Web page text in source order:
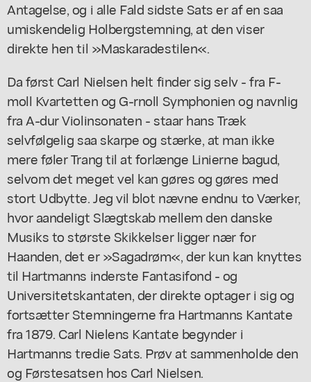
Antagelse, og i alle Fald sidste Sats er af en saa
umiskendelig Holbergstemning, at den viser
direkte hen til »Maskaradestilen«.
Da først Carl Nielsen helt finder sig selv - fra F-
moll Kvartetten og G-rnoll Symphonien og navnlig
fra A-dur Violinsonaten - staar hans Træk
selvfølgelig saa skarpe og stærke, at man ikke
mere føler Trang til at forlænge Linierne bagud,
selvom det meget vel kan gøres og gøres med
stort Udbytte. Jeg vil blot nævne endnu to Værker,
hvor aandeligt Slægtskab mellem den danske
Musiks to største Skikkelser ligger nær for
Haanden, det er »Sagadrøm«, der kun kan knyttes
til Hartmanns inderste Fantasifond - og
Universitetskantaten, der direkte optager i sig og
fortsætter Stemningerne fra Hartmanns Kantate
fra 1879. Carl Nielens Kantate begynder i
Hartmanns tredie Sats. Prøv at sammenholde den
og Førstesatsen hos Carl Nielsen.